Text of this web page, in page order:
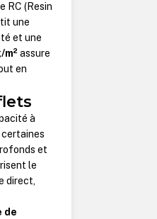
RC (Resin
une
et une
m²assure
en
à
et
le
direct,
de